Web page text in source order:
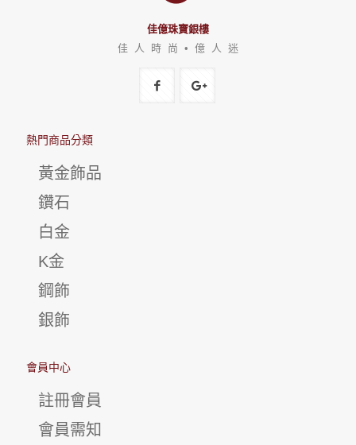
佳億珠寶銀樓
佳 人 時 尚 • 億 人 迷
熱門商品分類
黃金飾品
鑽石
白金
K金
鋼飾
銀飾
會員中心
註冊會員
會員需知